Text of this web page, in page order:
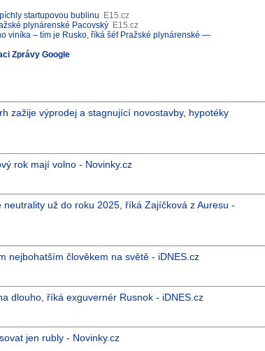
startupovou bublinu
E15.cz
plynárenské Pacovský E15.cz
viníka – tím je Rusko, říká šéf Pražské plynárenské —
Zprávy Google
zažije výprodej a stagnující novostavby, hypotéky
rok mají volno - Novinky.cz
už do roku 2025, říká Zajíčková z Auresu -
nejbohatším člověkem na světě - iDNES.cz
dlouho, říká exguvernér Rusnok - iDNES.cz
jen rubly - Novinky.cz